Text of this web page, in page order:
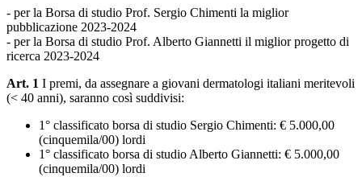
- per la Borsa di studio Prof. Sergio Chimenti la miglior
pubblicazione 2023-2024
- per la Borsa di studio Prof. Alberto Giannetti il miglior progetto di
ricerca 2023-2024
Art. 1 I premi, da assegnare a giovani dermatologi italiani meritevoli
(< 40 anni), saranno così suddivisi:
1° classificato borsa di studio Sergio Chimenti: € 5.000,00
(cinquemila/00) lordi
1° classificato borsa di studio Alberto Giannetti: € 5.000,00
(cinquemila/00) lordi